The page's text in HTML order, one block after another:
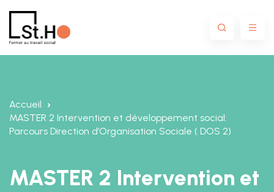
Accueil
MASTER 2 Intervention et développement social:
Parcours Direction d’Organisation Sociale ( DOS 2)
MASTER 2 Intervention et